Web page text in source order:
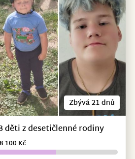
Zbývá 21 dnů
děti z desetičlenné rodiny
100 Kč